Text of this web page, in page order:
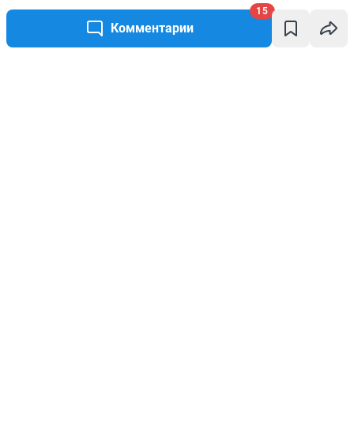
Комментарии
15